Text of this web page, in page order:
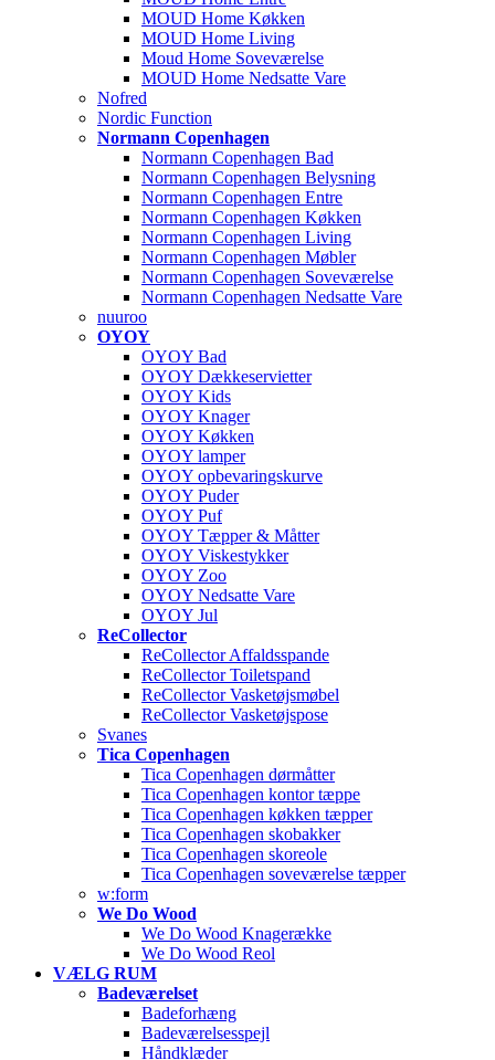
MOUD Home Køkken
MOUD Home Living
Moud Home Soveværelse
MOUD Home Nedsatte Vare
Nofred
Nordic Function
Normann Copenhagen
Normann Copenhagen Bad
Normann Copenhagen Belysning
Normann Copenhagen Entre
Normann Copenhagen Køkken
Normann Copenhagen Living
Normann Copenhagen Møbler
Normann Copenhagen Soveværelse
Normann Copenhagen Nedsatte Vare
nuuroo
OYOY
OYOY Bad
OYOY Dækkeservietter
OYOY Kids
OYOY Knager
OYOY Køkken
OYOY lamper
OYOY opbevaringskurve
OYOY Puder
OYOY Puf
OYOY Tæpper & Måtter
OYOY Viskestykker
OYOY Zoo
OYOY Nedsatte Vare
OYOY Jul
ReCollector
ReCollector Affaldsspande
ReCollector Toiletspand
ReCollector Vasketøjsmøbel
ReCollector Vasketøjspose
Svanes
Tica Copenhagen
Tica Copenhagen dørmåtter
Tica Copenhagen kontor tæppe
Tica Copenhagen køkken tæpper
Tica Copenhagen skobakker
Tica Copenhagen skoreole
Tica Copenhagen soveværelse tæpper
w:form
We Do Wood
We Do Wood Knagerække
We Do Wood Reol
VÆLG RUM
Badeværelset
Badeforhæng
Badeværelsesspejl
Håndklæder